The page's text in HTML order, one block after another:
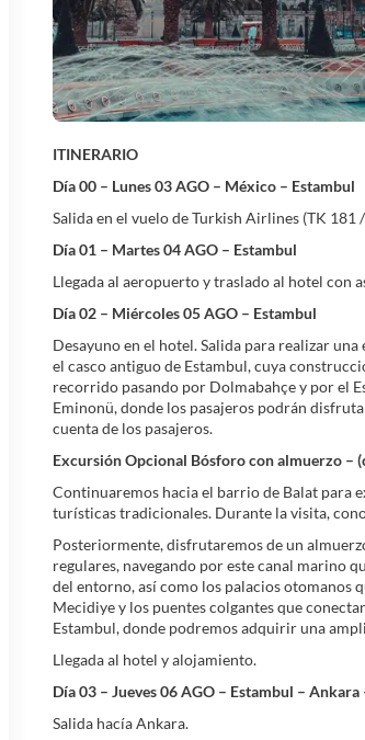
ITINERARIO
Día 00 – Lunes 03 AGO – México – Estambul
Salida en el vuelo de Turkish Airlines (TK
Día 01 – Martes 04 AGO – Estambul
Llegada al aeropuerto y traslado al hotel con
Día 02 – Miércoles 05 AGO – Estambul
Desayuno en el hotel. Salida para realizar
el casco antiguo de Estambul, cuya
recorrido pasando por Dolmabahçe y por el
Eminonü, donde los pasajeros podrán
cuenta de los pasajeros.
Excursión Opcional Bósforo con almuerzo –
Continuaremos hacia el barrio de Balat para
turísticas tradicionales. Durante la visita,
Posteriormente, disfrutaremos de un
regulares, navegando por este canal marino
del entorno, así como los palacios otomanos
Mecidiye y los puentes colgantes que
Estambul, donde podremos adquirir una
Llegada al hotel y alojamiento.
Día 03 – Jueves 06 AGO – Estambul – Ankara
Salida hacía Ankara.